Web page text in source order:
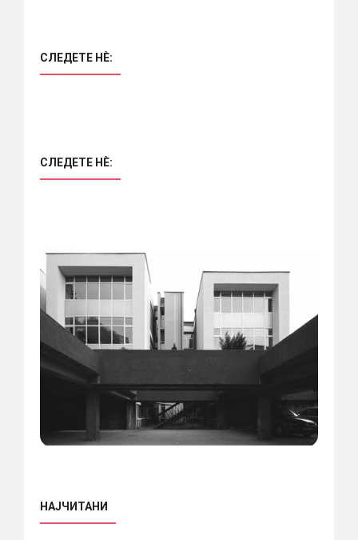
СЛЕДЕТЕ НÈ:
СЛЕДЕТЕ НÈ:
НАЈЧИТАНИ